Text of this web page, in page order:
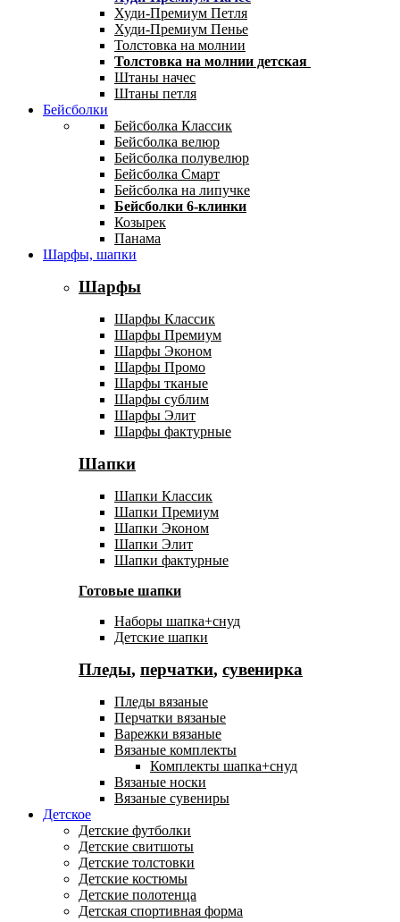
Худи-Премиум Петля
Худи-Премиум Пенье
Толстовка на молнии
Толстовка на молнии детская
Штаны начес
Штаны петля
Бейсболки
Бейсболка Классик
Бейсболка велюр
Бейсболка полувелюр
Бейсболка Смарт
Бейсболка на липучке
Бейсболки 6-клинки
Козырек
Панама
Шарфы, шапки
Шарфы
Шарфы Классик
Шарфы Премиум
Шарфы Эконом
Шарфы Промо
Шарфы тканые
Шарфы сублим
Шарфы Элит
Шарфы фактурные
Шапки
Шапки Классик
Шапки Премиум
Шапки Эконом
Шапки Элит
Шапки фактурные
Готовые шапки
Наборы шапка+снуд
Детские шапки
Пледы, перчатки, сувенирка
Пледы вязаные
Перчатки вязаные
Варежки вязаные
Вязаные комплекты
Комплекты шапка+снуд
Вязаные носки
Вязаные сувениры
Детское
Детские футболки
Детские свитшоты
Детские толстовки
Детские костюмы
Детские полотенца
Детская спортивная форма